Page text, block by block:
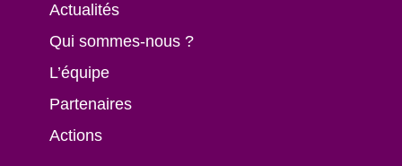
Actualités
Qui sommes-nous ?
L’équipe
Partenaires
Actions